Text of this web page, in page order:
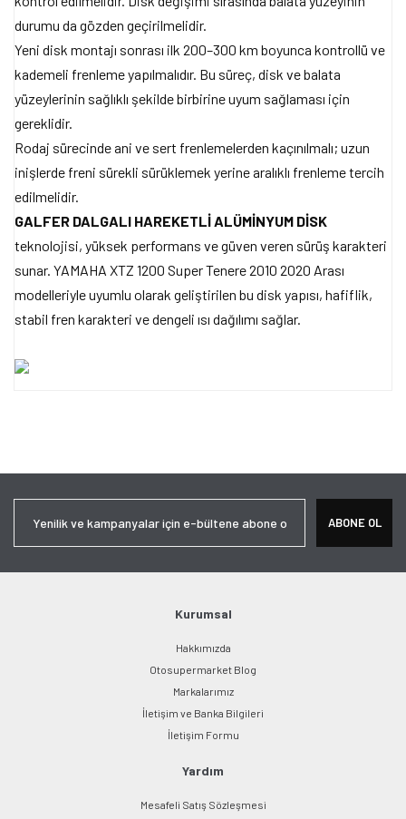
durumu da gözden geçirilmelidir.
Yeni disk montajı sonrası ilk 200–300 km boyunca kontrollü ve
kademeli frenleme yapılmalıdır. Bu süreç, disk ve balata
yüzeylerinin sağlıklı şekilde birbirine uyum sağlaması için
gereklidir.
Rodaj sürecinde ani ve sert frenlemelerden kaçınılmalı; uzun
inişlerde freni sürekli sürüklemek yerine aralıklı frenleme tercih
edilmelidir.
GALFER DALGALI HAREKETLİ ALÜMİNYUM DİSK
teknolojisi, yüksek performans ve güven veren sürüş karakteri
sunar. YAMAHA XTZ 1200 Super Tenere 2010 2020 Arası
modelleriyle uyumlu olarak geliştirilen bu disk yapısı, hafiflik,
stabil fren karakteri ve dengeli ısı dağılımı sağlar.
Ürün açıklamasında eksik bilgiler bulunuyor.
Bu ürüne benzer farklı alternatifler olmalı.
Gönder
ABONE OL
Kurumsal
Hakkımızda
Otosupermarket Blog
Markalarımız
İletişim ve Banka Bilgileri
İletişim Formu
Yardım
Mesafeli Satış Sözleşmesi